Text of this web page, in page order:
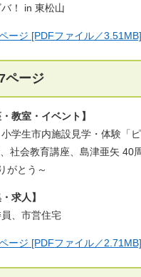
！ in 東松山​
ージ [PDFファイル／3.51MB]
ページ
教室・イベント】
学生市内施設見学・体験「ピ
社会教育講座​、島津亜矢 40
がとう～​
求人】
、市営住宅
ージ [PDFファイル／2.71MB]